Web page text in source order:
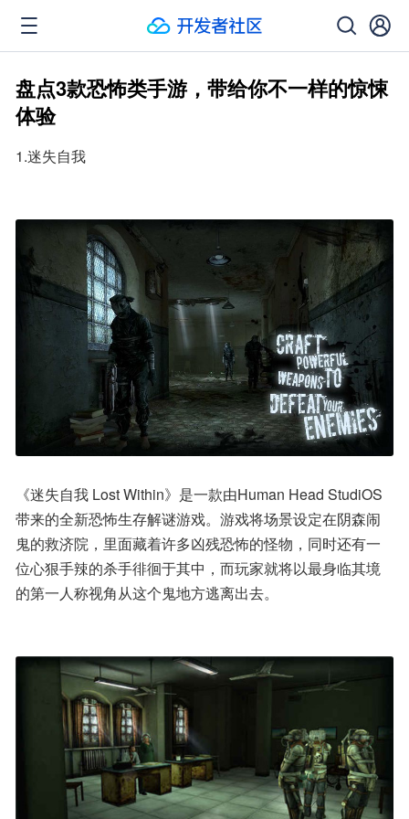
盘点3款恐怖类手游，带给你不一样的惊悚
体验
1.迷失自我
《迷失自我 Lost Within》是一款由Human Head StudiOS
带来的全新恐怖生存解谜游戏。游戏将场景设定在阴森闹
鬼的救济院，里面藏着许多凶残恐怖的怪物，同时还有一
位心狠手辣的杀手徘徊于其中，而玩家就将以最身临其境
的第一人称视角从这个鬼地方逃离出去。